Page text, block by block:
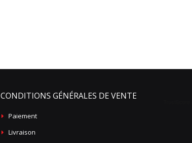
CONDITIONS GÉNÉRALES DE VENTE
Paiement
Livraison